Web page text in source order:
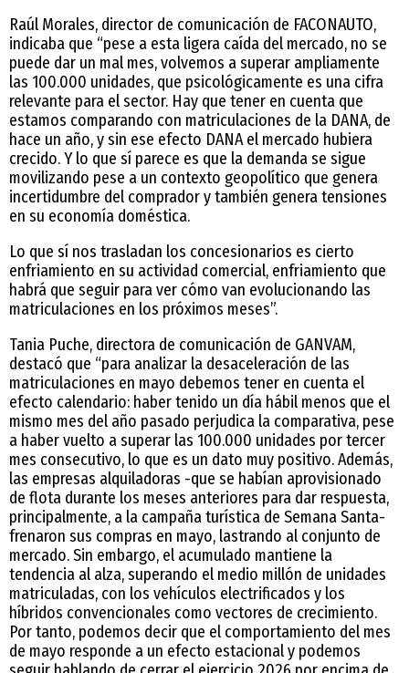
Raúl Morales, director de comunicación de FACONAUTO,
indicaba que “pese a esta ligera caída del mercado, no se
puede dar un mal mes, volvemos a superar ampliamente
las 100.000 unidades, que psicológicamente es una cifra
relevante para el sector. Hay que tener en cuenta que
estamos comparando con matriculaciones de la DANA, de
hace un año, y sin ese efecto DANA el mercado hubiera
crecido. Y lo que sí parece es que la demanda se sigue
movilizando pese a un contexto geopolítico que genera
incertidumbre del comprador y también genera tensiones
en su economía doméstica.
Lo que sí nos trasladan los concesionarios es cierto
enfriamiento en su actividad comercial, enfriamiento que
habrá que seguir para ver cómo van evolucionando las
matriculaciones en los próximos meses”.
Tania Puche, directora de comunicación de GANVAM,
destacó que “para analizar la desaceleración de las
matriculaciones en mayo debemos tener en cuenta el
efecto calendario: haber tenido un día hábil menos que el
mismo mes del año pasado perjudica la comparativa, pese
a haber vuelto a superar las 100.000 unidades por tercer
mes consecutivo, lo que es un dato muy positivo. Además,
las empresas alquiladoras -que se habían aprovisionado
de flota durante los meses anteriores para dar respuesta,
principalmente, a la campaña turística de Semana Santa-
frenaron sus compras en mayo, lastrando al conjunto de
mercado. Sin embargo, el acumulado mantiene la
tendencia al alza, superando el medio millón de unidades
matriculadas, con los vehículos electrificados y los
híbridos convencionales como vectores de crecimiento.
Por tanto, podemos decir que el comportamiento del mes
de mayo responde a un efecto estacional y podemos